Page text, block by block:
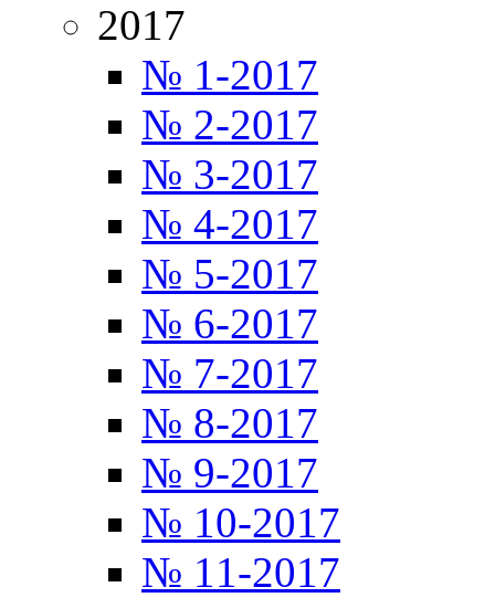
2017
№ 1-2017
№ 2-2017
№ 3-2017
№ 4-2017
№ 5-2017
№ 6-2017
№ 7-2017
№ 8-2017
№ 9-2017
№ 10-2017
№ 11-2017